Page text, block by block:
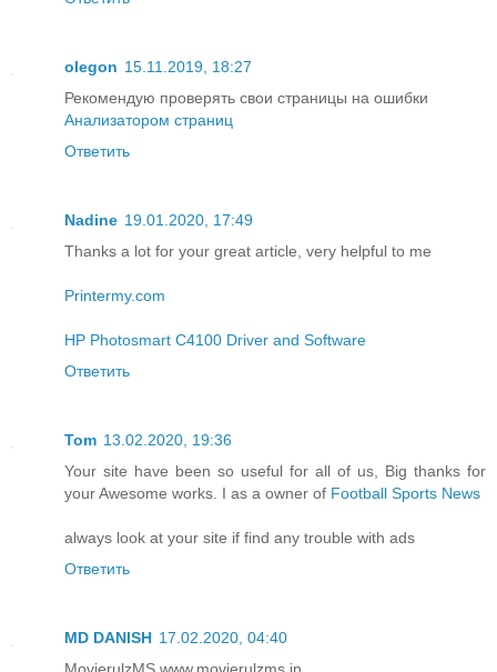
olegon 15.11.2019, 18:27
Рекомендую проверять свои страницы на ошибки
Анализатором страниц
Ответить
Nadine 19.01.2020, 17:49
Thanks a lot for your great article, very helpful to me
Printermy.com
HP Photosmart C4100 Driver and Software
Ответить
Tom 13.02.2020, 19:36
Your site have been so useful for all of us, Big thanks for
your Awesome works. I as a owner of Football Sports News
always look at your site if find any trouble with ads
Ответить
MD DANISH 17.02.2020, 04:40
MovierulzMS www.movierulzms.in